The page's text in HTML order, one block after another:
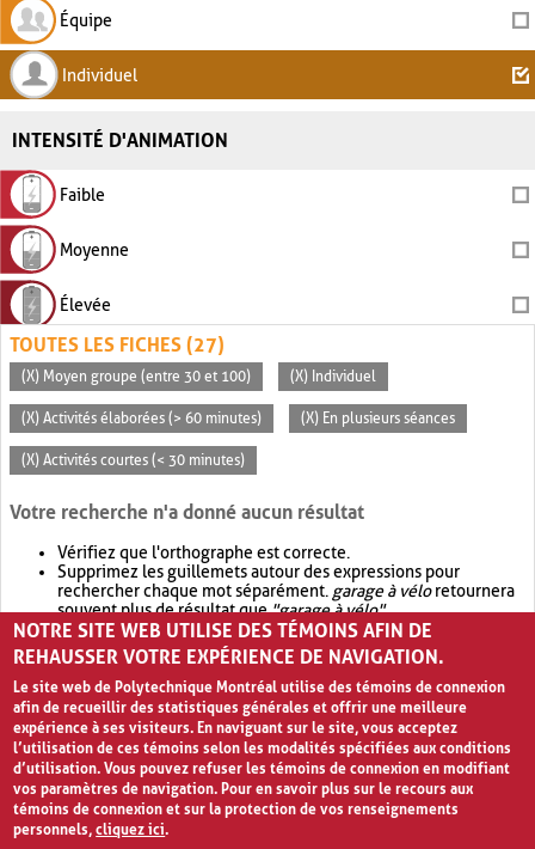
Équipe
Individuel
INTENSITÉ D'ANIMATION
Faible
Moyenne
Élevée
TOUTES LES FICHES (27)
(X) Moyen groupe (entre 30 et 100) (X) Individuel
(X) Activités élaborées (> 60 minutes) (X) En plusieurs séances
(X) Activités courtes (< 30 minutes)
Votre recherche n'a donné aucun résultat
Vérifiez que l'orthographe est correcte.
Supprimez les guillemets autour des expressions pour
rechercher chaque mot séparément. garage à véloretournera
souvent plus de résultat que"garage à vélo".
Envisagez d'élargir votre recherche avec OR.garage OR vélo
retournera souvent plus de résultat quegarage à vélo
NOTRE SITE WEB UTILISE DES TÉMOINS AFIN DE
REHAUSSER VOTRE EXPÉRIENCE DE NAVIGATION.
Le site web de Polytechnique Montréal utilise des témoins de connexion
afin de recueillir des statistiques générales et offrir une meilleure
expérience à ses visiteurs. En naviguant sur le site, vous acceptez
l’utilisation de ces témoins selon les modalités spécifiées aux conditions
d’utilisation. Vous pouvez refuser les témoins de connexion en modifiant
vos paramètres de navigation. Pour en savoir plus sur le recours aux
témoins de connexion et sur la protection de vos renseignements
personnels,cliquez ici.